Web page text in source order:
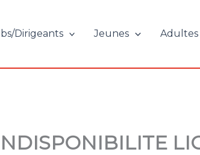
Dirigeants Jeunes Adultes